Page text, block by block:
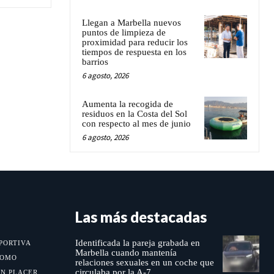
Llegan a Marbella nuevos
puntos de limpieza de
proximidad para reducir los
tiempos de respuesta en los
barrios
6 agosto, 2026
Aumenta la recogida de
residuos en la Costa del Sol
con respecto al mes de junio
6 agosto, 2026
PLACER
Las más destacadas
Identificada la pareja grabada en
Marbella cuando mantenía
relaciones sexuales en un coche que